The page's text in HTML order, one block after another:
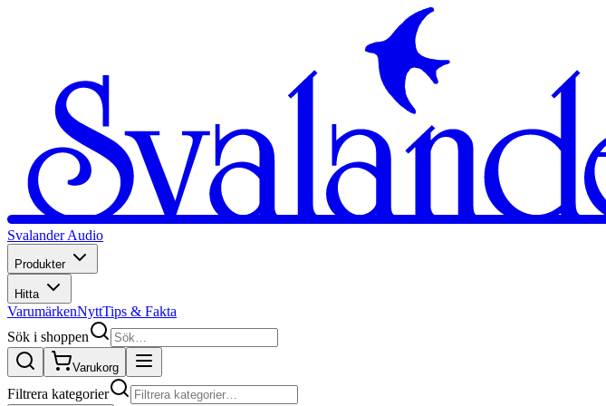
Svalander Audio
Produkter
Hitta
VarumärkenNyttTips & Fakta
Sök i shoppen
Varukorg
Filtrera kategorier